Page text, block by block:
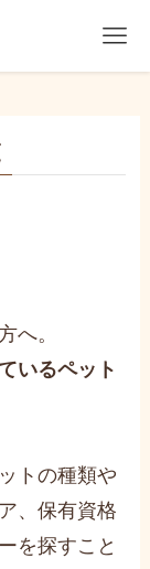
へ。
いるペット
トの種類や
、保有資格
を探すこと